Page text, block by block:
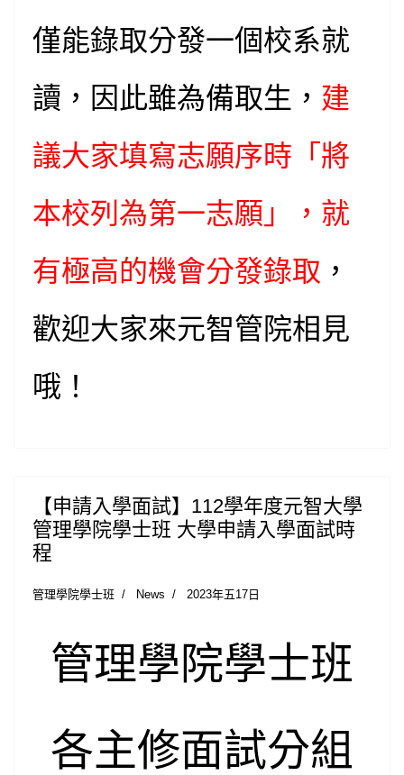
僅能錄取分發一個校系就
讀，因此雖為備取生， 建
議大家填寫志願序時「將
本校列為第一志願」，就
有極高的機會分發錄取 ，
歡迎大家來元智管院相見
哦！
【申請入學面試】112學年度元智大學
管理學院學士班 大學申請入學面試時
程
管理學院學士班 News 2023年五17日
管理學院學士班
各主修面試分組